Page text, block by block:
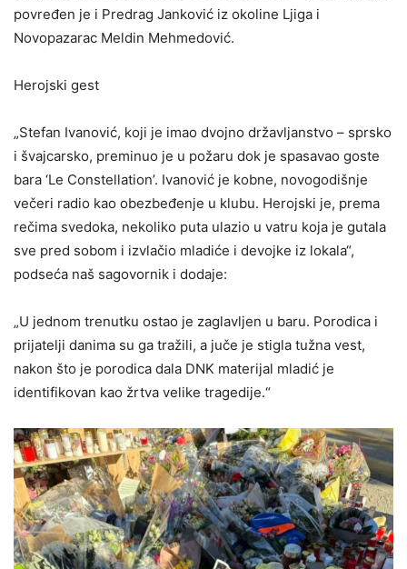
povređen je i Predrag Janković iz okoline Ljiga i
Novopazarac Meldin Mehmedović.
Herojski gest
„Stefan Ivanović, koji je imao dvojno državljanstvo – sprsko
i švajcarsko, preminuo je u požaru dok je spasavao goste
bara ‘Le Constellation’. Ivanović je kobne, novogodišnje
večeri radio kao obezbeđenje u klubu. Herojski je, prema
rečima svedoka, nekoliko puta ulazio u vatru koja je gutala
sve pred sobom i izvlačio mladiće i devojke iz lokala“,
podseća naš sagovornik i dodaje:
„U jednom trenutku ostao je zaglavljen u baru. Porodica i
prijatelji danima su ga tražili, a juče je stigla tužna vest,
nakon što je porodica dala DNK materijal mladić je
identifikovan kao žrtva velike tragedije.“